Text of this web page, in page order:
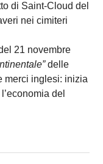
di Saint-Cloud del
nei cimiteri
21 novembre
delle
merci inglesi: inizia
del